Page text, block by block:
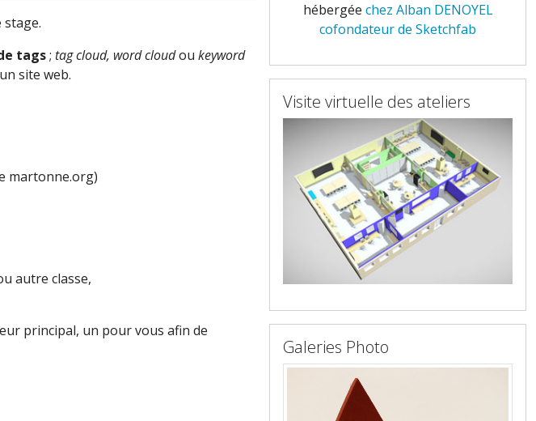
tags; tag cloud, word cloudou keyword
site web.
martonne.org)
autre classe,
principal, un pour vous afin de
hébergée chez Alban DENOYEL
cofondateur de Sketchfab
Visite virtuelle des ateliers
Galeries Photo